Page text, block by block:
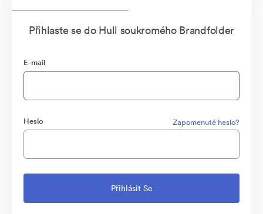
Přihlaste se do Hull soukromého Brandfolder
E-mail
Heslo Zapomenuté heslo?